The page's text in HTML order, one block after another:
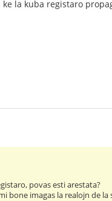
la kuba registaro
povas esti arestata?
bone imagas la realojn de